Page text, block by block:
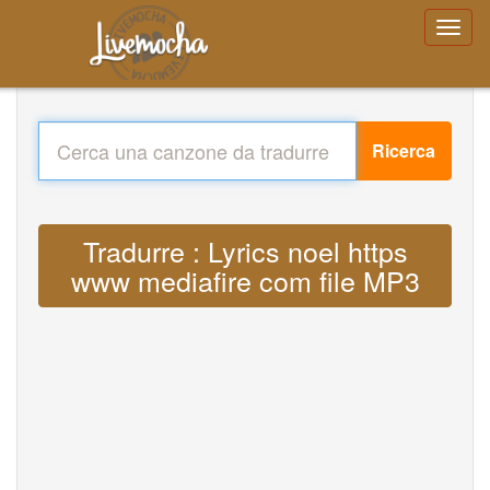
Ricerca
Tradurre : Lyrics noel https
www mediafire com file MP3